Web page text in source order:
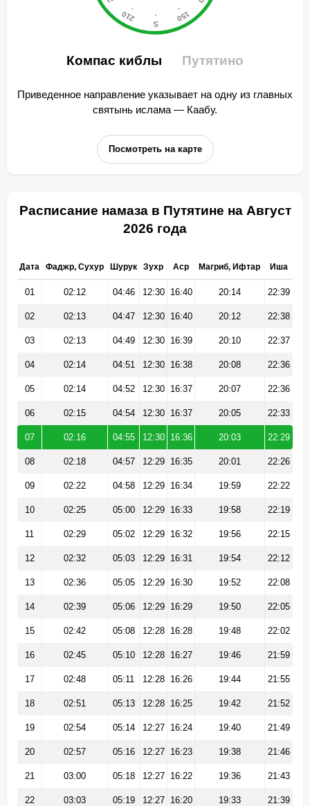
Компас киблы Путятино
Приведенное направление указывает на одну из главных
святынь ислама — Каабу.
Посмотреть на карте
Расписание намаза в Путятине на Август
2026 года
Дата Фаджр, Сухур Шурук Зухр Аср Магриб, Ифтар Иша
01 02:12 04:46 12:30 16:40 20:14 22:39
02 02:13 04:47 12:30 16:40 20:12 22:38
03 02:13 04:49 12:30 16:39 20:10 22:37
04 02:14 04:51 12:30 16:38 20:08 22:36
05 02:14 04:52 12:30 16:37 20:07 22:36
06 02:15 04:54 12:30 16:37 20:05 22:33
07 02:16 04:55 12:30 16:36 20:03 22:29
08 02:18 04:57 12:29 16:35 20:01 22:26
09 02:22 04:58 12:29 16:34 19:59 22:22
10 02:25 05:00 12:29 16:33 19:58 22:19
11 02:29 05:02 12:29 16:32 19:56 22:15
12 02:32 05:03 12:29 16:31 19:54 22:12
13 02:36 05:05 12:29 16:30 19:52 22:08
14 02:39 05:06 12:29 16:29 19:50 22:05
15 02:42 05:08 12:28 16:28 19:48 22:02
16 02:45 05:10 12:28 16:27 19:46 21:59
17 02:48 05:11 12:28 16:26 19:44 21:55
18 02:51 05:13 12:28 16:25 19:42 21:52
19 02:54 05:14 12:27 16:24 19:40 21:49
20 02:57 05:16 12:27 16:23 19:38 21:46
21 03:00 05:18 12:27 16:22 19:36 21:43
22 03:03 05:19 12:27 16:20 19:33 21:39